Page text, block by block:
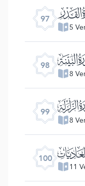
97
5
98
8
99
8
100
11